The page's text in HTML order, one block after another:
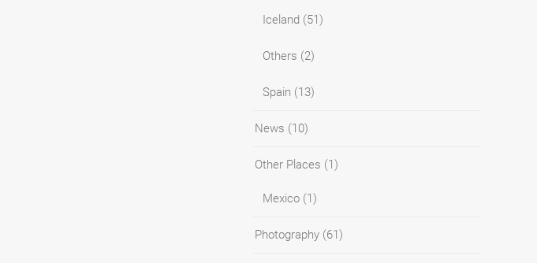
Iceland (51)
Others (2)
Spain (13)
News (10)
Other Places (1)
Mexico (1)
Photography (61)